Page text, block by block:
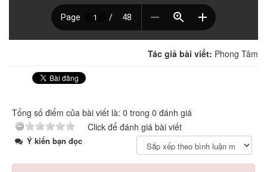
Tác giả bài viết: Phong Tâm
Tổng số điểm của bài viết là: 0 trong 0 đánh giá
Click để đánh giá bài viết
Ý kiến bạn đọc